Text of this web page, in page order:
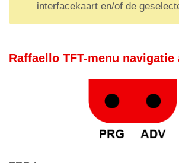
interfacekaart en/of de
Raffaello TFT-menu navigatie